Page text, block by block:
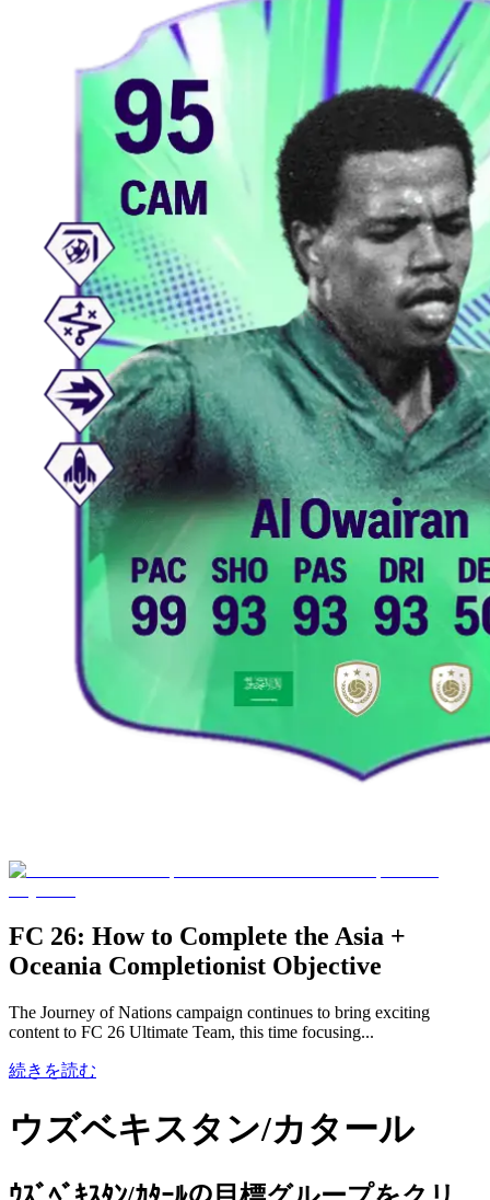
FC 26: How to Complete the Asia +
Oceania Completionist Objective
The Journey of Nations campaign continues to bring exciting
content to FC 26 Ultimate Team, this time focusing...
続きを読む
ウズベキスタン/カタール